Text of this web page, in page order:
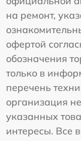
на ремонт,
офертой
обозначения
только в
перечень
организация
указанных
интересы. Все